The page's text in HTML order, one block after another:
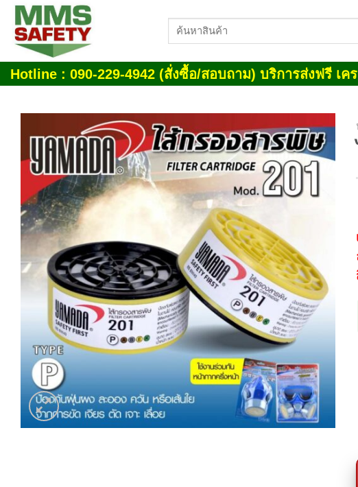
Skip
content
ค้นหา:
Hotline : 090-229-4942 (สั่งซื้อ/สอบถาม) บริการส่งฟรี เค
Add to